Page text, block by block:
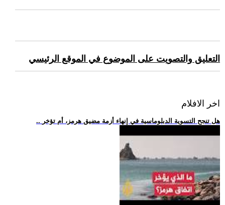
التعليق والتصويت على الموضوع في الموقع الرئيسي
اخر الافلام
.. هل تنجح التسوية الدبلوماسية في إنهاء أزمة مضيق هرمز، أم تؤخر